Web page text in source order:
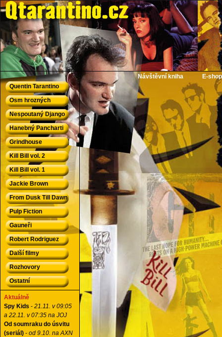
QTarantino.cz - Quentin Tarantino
Návštěvní kniha
E-shop
Quentin Tarantino
Osm hrozných
Nespoutaný Django
Hanebný Pancharti
Grindhouse
Kill Bill vol. 2
Kill Bill vol. 1
Jackie Brown
From Dusk Till Dawn
Pulp Fiction
Gauneři
Robert Rodriguez
Další filmy
Rozhovory
Ostatní
Aktuálně
Spy Kids - 21.11. v 09:05
a 22.11. v 07:35 na JOJ
Od soumraku do úsvitu
(seriál) - od 9.10. na AXN